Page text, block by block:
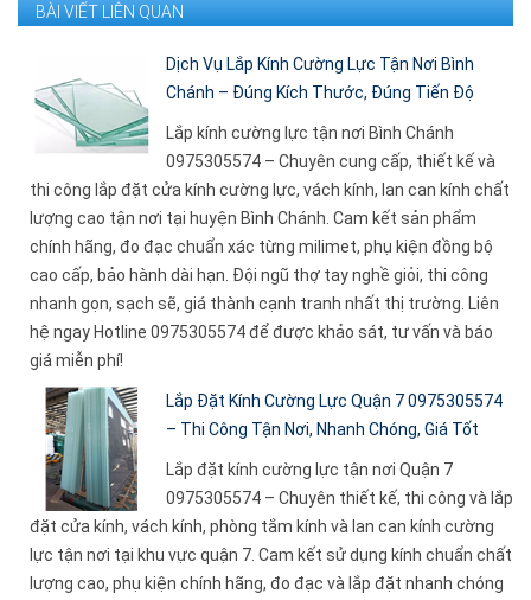
BÀI VIẾT LIÊN QUAN
Dịch Vụ Lắp Kính Cường Lực Tận Nơi Bình
Chánh – Đúng Kích Thước, Đúng Tiến Độ
Lắp kính cường lực tận nơi Bình Chánh
0975305574 – Chuyên cung cấp, thiết kế và
thi công lắp đặt cửa kính cường lực, vách kính, lan can kính chất
lượng cao tận nơi tại huyện Bình Chánh. Cam kết sản phẩm
chính hãng, đo đạc chuẩn xác từng milimet, phụ kiện đồng bộ
cao cấp, bảo hành dài hạn. Đội ngũ thợ tay nghề giỏi, thi công
nhanh gọn, sạch sẽ, giá thành cạnh tranh nhất thị trường. Liên
hệ ngay Hotline 0975305574 để được khảo sát, tư vấn và báo
giá miễn phí!
Lắp Đặt Kính Cường Lực Quận 7 0975305574
– Thi Công Tận Nơi, Nhanh Chóng, Giá Tốt
Lắp đặt kính cường lực tận nơi Quận 7
0975305574 – Chuyên thiết kế, thi công và lắp
đặt cửa kính, vách kính, phòng tắm kính và lan can kính cường
lực tận nơi tại khu vực quận 7. Cam kết sử dụng kính chuẩn chất
lượng cao, phụ kiện chính hãng, đo đạc và lắp đặt nhanh chóng